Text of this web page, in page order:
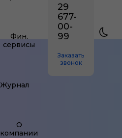
Фин.
сервисы
Журнал
О
компании
29
677-
00-
99
Заказать
звонок